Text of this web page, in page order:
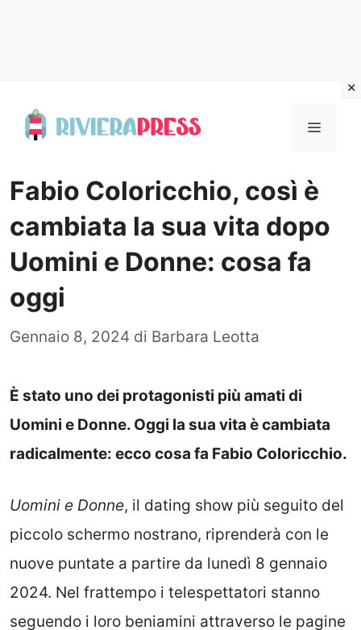
Menu
Fabio Coloricchio, così è
cambiata la sua vita dopo
Uomini e Donne: cosa fa
oggi
Gennaio 8, 2024 di Barbara Leotta
È stato uno dei protagonisti più amati di
Uomini e Donne. Oggi la sua vita è cambiata
radicalmente: ecco cosa fa Fabio Coloricchio.
Uomini e Donne, il dating show più seguito del
piccolo schermo nostrano, riprenderà con le
nuove puntate a partire da lunedì 8 gennaio
2024. Nel frattempo i telespettatori stanno
seguendo i loro beniamini attraverso le pagine